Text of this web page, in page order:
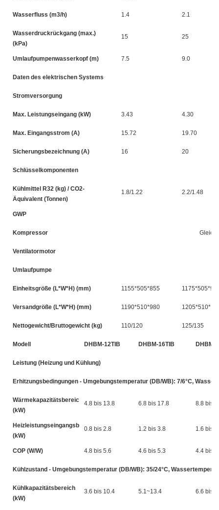
Wasserfluss (m3/h) 1.4 2.1
Wasserdruckrückgang (max.)
(kPa)
15 25
Umlaufpumpenwasserkopf (m) 7.5 9.0
Daten des elektrischen Systems
Stromversorgung
Max. Leistungseingang (kW) 3.43 4.30
Max. Eingangsstrom (A) 15.72 19.70
Sicherungsbezeichnung (A) 16 20
Schlüsselkomponenten
Kühlmittel R32 (kg) / CO2-
Äquivalent (Tonnen)
1.8/1.22 2.2/1.48
GWP
Kompressor
Ventilatormotor
Umlaufpumpe
Einheitsgröße (L*W*H) (mm) 1155*505*855
Versandgröße (L*W*H) (mm) 1190*510*980
Nettogewicht/Bruttogewicht (kg) 110/120 125/135
Modell DHBM-12TIB DHBM-16TIB DHBM-
Leistung (Heizung und Kühlung)
Erhitzungsbedingungen - Umgebungstemperatur (DB/WB): 7/6°C,
Wärmekapazitätsbereich
(kW)
4.8 bis 13.8 6.8 bis 17.8 8.8 bis
Heizleistungseingangsbereich
(kW)
0.8 bis 2.8 1.2 bis 3.8 1.6 bis
COP (W/W) 4.8 bis 5.6 4.6 bis 5.3 4.4 bis
Kühlzustand - Umgebungstemperatur (DB/WB): 35/24°C,
Kühlkapazitätsbereich
(kW)
3.6 bis 10.4 5.1~13.4 6.6 bis